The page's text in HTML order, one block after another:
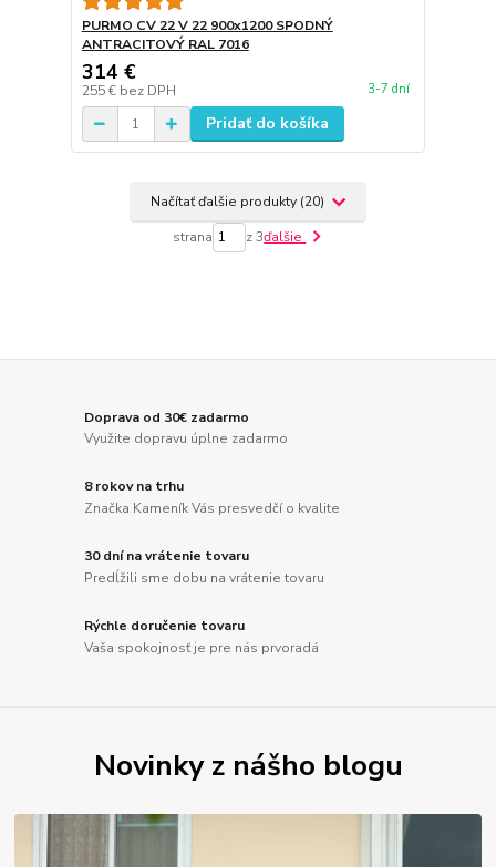
PURMO CV 22 V 22 900x1200 SPODNÝ
ANTRACITOVÝ RAL 7016
314 €
255 € bez DPH 3-7 dní
Pridať do košíka
Načítať ďalšie produkty (20)
strana z 3ďalšie
Doprava od 30€ zadarmo
Využite dopravu úplne zadarmo
8 rokov na trhu
Značka Kameník Vás presvedčí o kvalite
30 dní na vrátenie tovaru
Predĺžili sme dobu na vrátenie tovaru
Rýchle doručenie tovaru
Vaša spokojnosť je pre nás prvoradá
Novinky z nášho blogu